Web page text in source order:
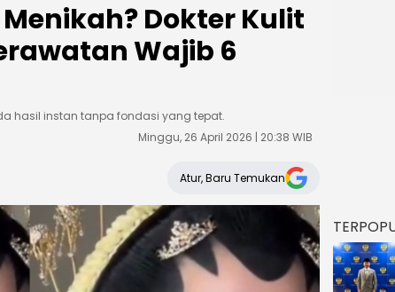
Dokter Kulit
Wajib 6
hasil instan tanpa fondasi yang tepat.
Minggu, 26 April 2026 | 20:38 WIB
Atur, Baru Temukan